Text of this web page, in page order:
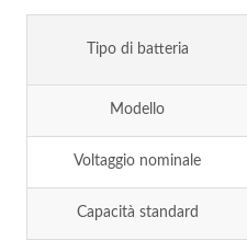
Tipo di batteria
Modello
Voltaggio nominale
Capacità standard